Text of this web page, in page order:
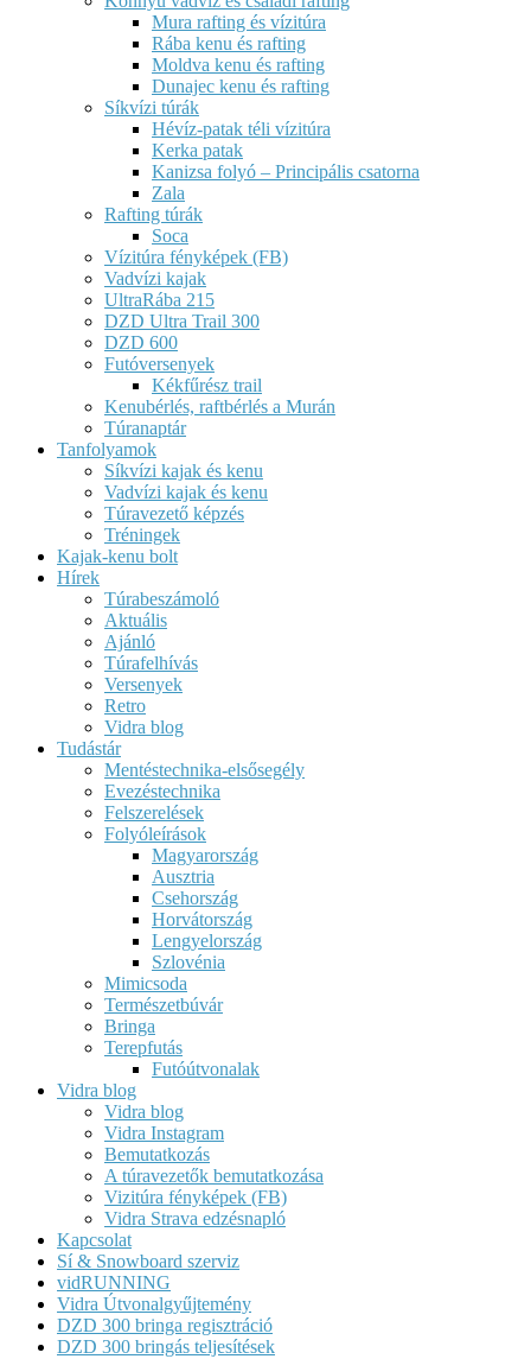
Mura rafting és vízitúra
Rába kenu és rafting
Moldva kenu és rafting
Dunajec kenu és rafting
Síkvízi túrák
Hévíz-patak téli vízitúra
Kerka patak
Kanizsa folyó – Principális csatorna
Zala
Rafting túrák
Soca
Vízitúra fényképek (FB)
Vadvízi kajak
UltraRába 215
DZD Ultra Trail 300
DZD 600
Futóversenyek
Kékfűrész trail
Kenubérlés, raftbérlés a Murán
Túranaptár
Tanfolyamok
Síkvízi kajak és kenu
Vadvízi kajak és kenu
Túravezető képzés
Tréningek
Kajak-kenu bolt
Hírek
Túrabeszámoló
Aktuális
Ajánló
Túrafelhívás
Versenyek
Retro
Vidra blog
Tudástár
Mentéstechnika-elsősegély
Evezéstechnika
Felszerelések
Folyóleírások
Magyarország
Ausztria
Csehország
Horvátország
Lengyelország
Szlovénia
Mimicsoda
Természetbúvár
Bringa
Terepfutás
Futóútvonalak
Vidra blog
Vidra blog
Vidra Instagram
Bemutatkozás
A túravezetők bemutatkozása
Vizitúra fényképek (FB)
Vidra Strava edzésnapló
Kapcsolat
Sí & Snowboard szerviz
vidRUNNING
Vidra Útvonalgyűjtemény
DZD 300 bringa regisztráció
DZD 300 bringás teljesítések